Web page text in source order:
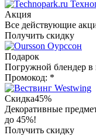
Акция
Все действующие
Получить скидку
Оурссон
Подарок
Погружной блендер в
Промокод: *
Westwing
Скидка45%
Декоративные
до 45%!
Получить скидку